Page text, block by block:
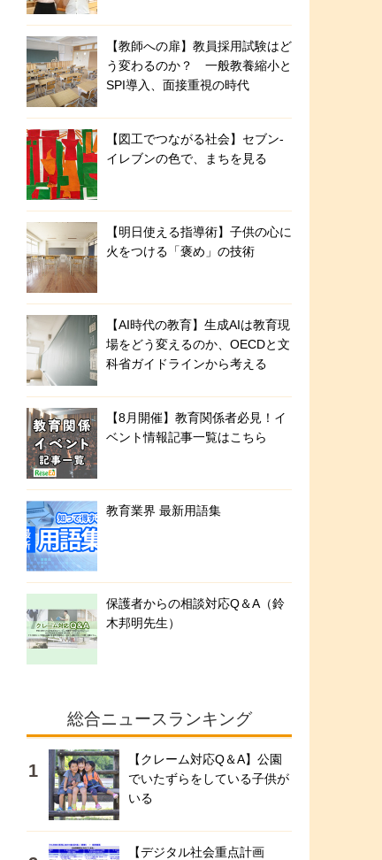
【教師への扉】教員採用試験はど
う変わるのか？ 一般教養縮小と
SPI導入、面接重視の時代
【図工でつながる社会】セブン‐
イレブンの色で、まちを見る
【明日使える指導術】子供の心に
火をつける「褒め」の技術
【AI時代の教育】生成AIは教育現
場をどう変えるのか、OECDと文
科省ガイドラインから考える
【8月開催】教育関係者必見！イ
ベント情報記事一覧はこちら
教育業界 最新用語集
保護者からの相談対応Q＆A（鈴
木邦明先生）
総合ニュースランキング
【クレーム対応Q＆A】公園
でいたずらをしている子供が
いる
【デジタル社会重点計画